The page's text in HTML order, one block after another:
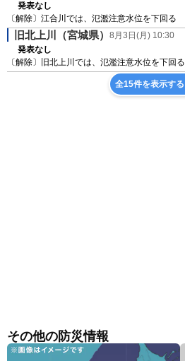
発表なし
〔解除〕江合川では、氾濫注意水位を下回る
旧北上川（宮城県）
8月3日(月) 10:30
発表なし
〔解除〕旧北上川では、氾濫注意水位を下回る
全15件を表示する
その他の防災情報